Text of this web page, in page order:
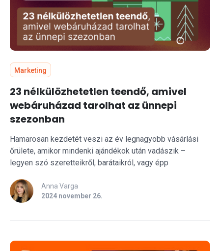
Marketing
23 nélkülözhetetlen teendő, amivel
webáruházad tarolhat az ünnepi
szezonban
Hamarosan kezdetét veszi az év legnagyobb vásárlási
őrülete, amikor mindenki ajándékok után vadászik –
legyen szó szeretteikről, barátaikról, vagy épp
Anna Varga
2024 november 26.